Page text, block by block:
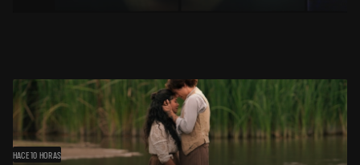
HACE 10 HORAS